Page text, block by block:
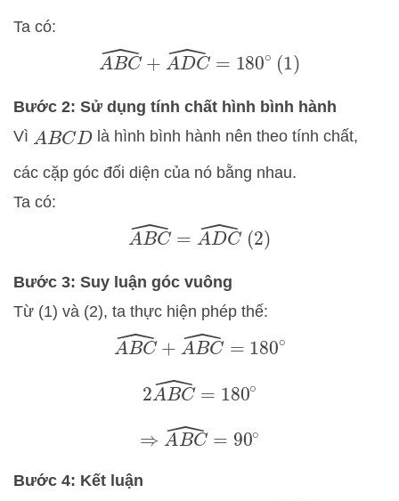
Ta có:
A BC^+ ADC^ =180∘(1)
Bước 2: Sử dụng tính chất hình bình hành
Vì ABCD là hình bình hành nên theo tính chất,
các cặp góc đối diện của nó bằng nhau.
Ta có:
A BC^= ADC^(2)
Bước 3: Suy luận góc vuông
Từ (1) và (2), ta thực hiện phép thế:
A BC^+ ABC^ =180∘
2A BC^=180∘
⇒ ABC^ =90∘
Bước 4: Kết luận